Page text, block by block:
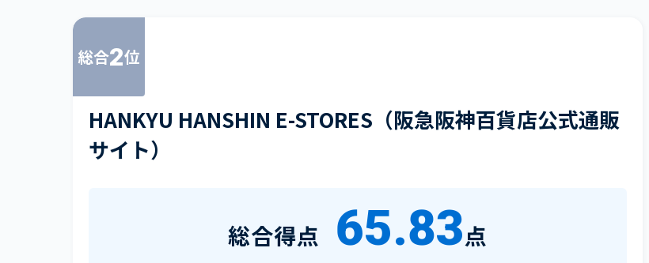
総合2位
HANKYU HANSHIN E-STORES（阪急阪神百貨店公式通販
サイト）
総合得点 65.83点